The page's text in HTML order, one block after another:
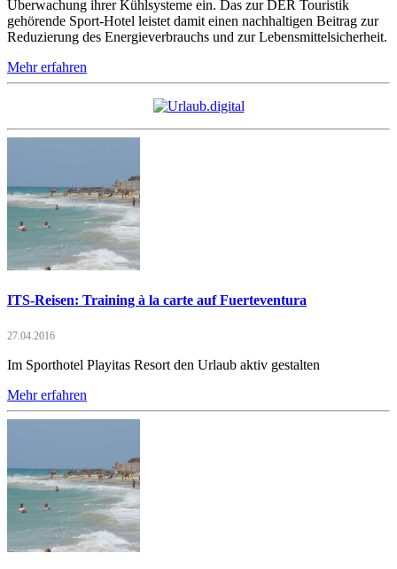
Überwachung ihrer Kühlsysteme ein. Das zur DER Touristik
gehörende Sport-Hotel leistet damit einen nachhaltigen Beitrag zur
Reduzierung des Energieverbrauchs und zur Lebensmittelsicherheit.
Mehr erfahren
ITS-Reisen: Training à la carte auf Fuerteventura
27.04.2016
Im Sporthotel Playitas Resort den Urlaub aktiv gestalten
Mehr erfahren